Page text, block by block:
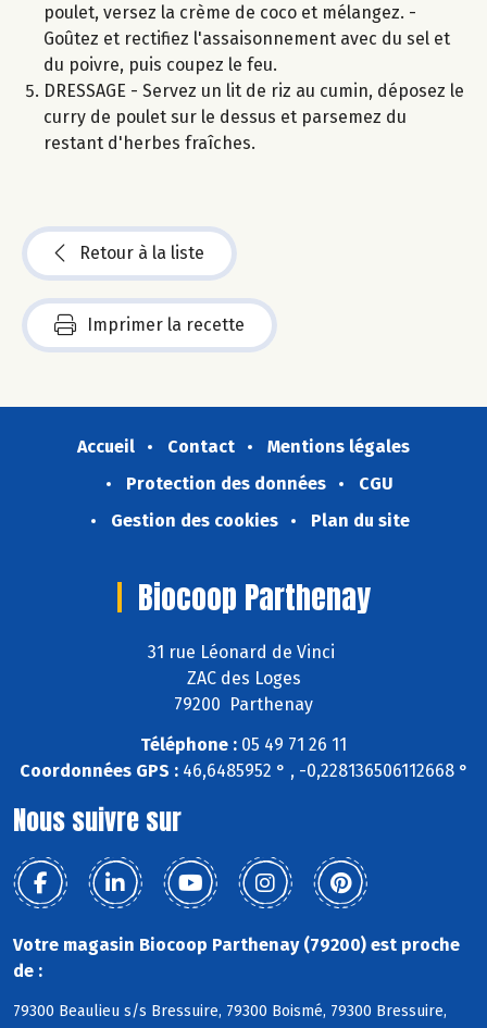
poulet, versez la crème de coco et mélangez. -
Goûtez et rectifiez l'assaisonnement avec du sel et
du poivre, puis coupez le feu.
DRESSAGE - Servez un lit de riz au cumin, déposez le
curry de poulet sur le dessus et parsemez du
restant d'herbes fraîches.
Retour à la liste
Imprimer la recette
Accueil Contact
Mentions légales
Protection des données
CGU
Gestion des cookies
Plan du site
Biocoop Parthenay
31 rue Léonard de Vinci
ZAC des Loges
79200 Parthenay
Téléphone : 05 49 71 26 11
Coordonnées GPS :46,6485952 ° , -0,228136506112668 °
Nous suivre sur
Votre magasin Biocoop Parthenay (79200) est proche
de :
79300 Beaulieu s/s Bressuire, 79300 Boismé, 79300 Bressuire,